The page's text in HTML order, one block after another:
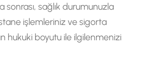
sonrası, sağlık durumunuzla
işlemleriniz ve sigorta
hukuki boyutu ile ilgilenmenizi